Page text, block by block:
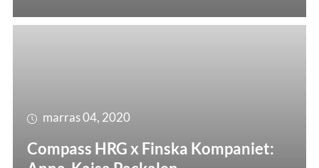
marras 04, 2020
Compass HRG x Finska Kompaniet: